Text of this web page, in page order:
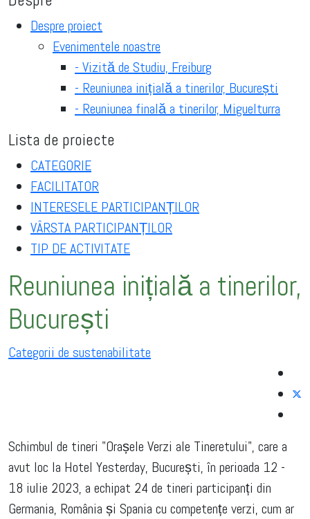
Despre proiect
Evenimentele noastre
- Vizită de Studiu, Freiburg
- Reuniunea inițială a tinerilor, București
- Reuniunea finală a tinerilor, Miguelturra
Lista de proiecte
CATEGORIE
FACILITATOR
INTERESELE PARTICIPANȚILOR
VÂRSTA PARTICIPANȚILOR
TIP DE ACTIVITATE
Reuniunea inițială a tinerilor,
București
Categorii de sustenabilitate
Schimbul de tineri "Orașele Verzi ale Tineretului", care a
avut loc la Hotel Yesterday, București, în perioada 12 -
18 iulie 2023, a echipat 24 de tineri participanți din
Germania, România și Spania cu competențe verzi, cum ar